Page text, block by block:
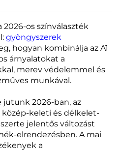
2026-os színválaszték
gyöngyszerek
hogyan kombinálja az A1
árnyalatokat a
merev védelemmel és
munkával.
2026-ban, az
közép-keleti és délkelet-
jelentős változást
elrendezésben. A mai
a